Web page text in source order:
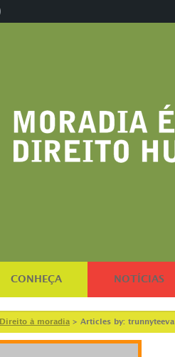
CONHEÇA NOTÍCIAS
Direito à moradia > Articles by: trunnyteeva